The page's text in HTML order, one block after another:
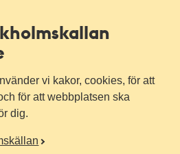
vi kakor, cookies, för att
för att webbplatsen ska
dig.